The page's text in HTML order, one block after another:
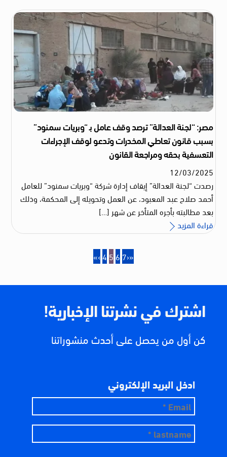
مصر: “لجنة العدالة” ترصد وقف عامل بـ “وبريات سمنود”
بسبب قانون تعاطي المخدرات وتدعو لوقف الإجراءات
التعسفية بحقه ومراجعة القانون
12/03/2025
رصدت “لجنة العدالة” إيقاف إدارة شركة “وبريات سمنود” للعامل
أحمد صلاح عبد المعبود، عن العمل وتحويله إلى المحكمة، وذلك
بعد مطالبته بأجره المتأخر عن شهر […]
قراءة المزيد
«‹4 5 6 7›»
اشترك في نشرتنا الإخبارية!
كن أول من يحصل على أحدث منشوراتنا
ادخل البريد الإلكتروني